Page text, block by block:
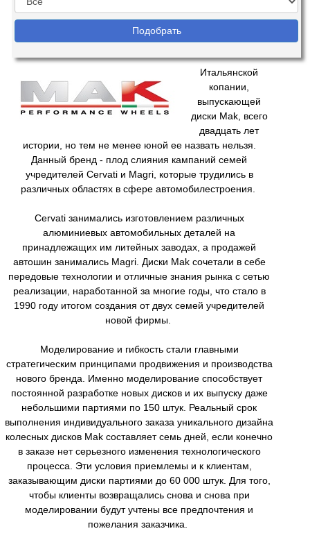
Итальянской
копании,
выпускающей
диски Mak, всего
двадцать лет
истории, но тем не менее юной ее назвать нельзя.
Данный бренд - плод слияния кампаний семей
учредителей Cervati и Magri, которые трудились в
различных областях в сфере автомобилестроения.
Cervati занимались изготовлением различных
алюминиевых автомобильных деталей на
принадлежащих им литейных заводах, а продажей
автошин занимались Magri. Диски Mak сочетали в себе
передовые технологии и отличные знания рынка с сетью
реализации, наработанной за многие годы, что стало в
1990 году итогом создания от двух семей учредителей
новой фирмы.
Моделирование и гибкость стали главными
стратегическим принципами продвижения и производства
нового бренда. Именно моделирование способствует
постоянной разработке новых дисков и их выпуску даже
небольшими партиями по 150 штук. Реальный срок
выполнения индивидуального заказа уникального дизайна
колесных дисков Mak составляет семь дней, если конечно
в заказе нет серьезного изменения технологического
процесса. Эти условия приемлемы и к клиентам,
заказывающим диски партиями до 60 000 штук. Для того,
чтобы клиенты возвращались снова и снова при
моделировании будут учтены все предпочтения и
пожелания заказчика.